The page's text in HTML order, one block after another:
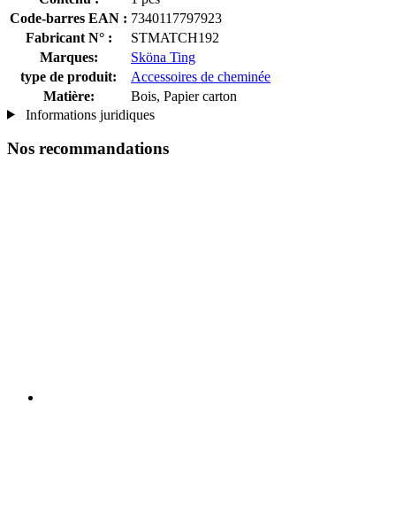
Code-barres EAN : 7340117797923
Fabricant N° :
STMATCH192
Marques:
Sköna Ting
type de produit:
Accessoires de cheminée
Matière:
Bois, Papier carton
Informations juridiques
Nos recommandations